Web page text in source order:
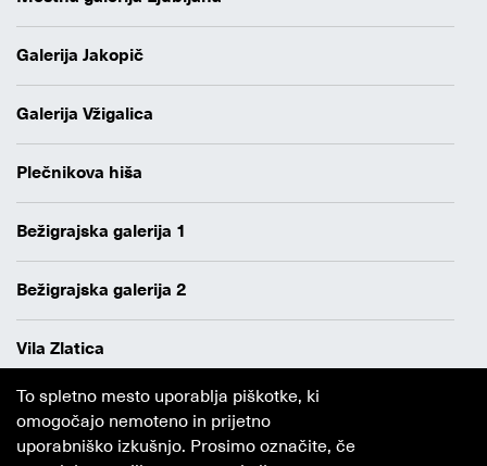
Galerija Jakopič
Galerija Vžigalica
Plečnikova hiša
Bežigrajska galerija 1
Bežigrajska galerija 2
Vila Zlatica
Varstvo osebnih podatkov
Avtorji
Obvestilo o piškotkih
To spletno mesto uporablja piškotke, ki
omogočajo nemoteno in prijetno
uporabniško izkušnjo. Prosimo označite, če